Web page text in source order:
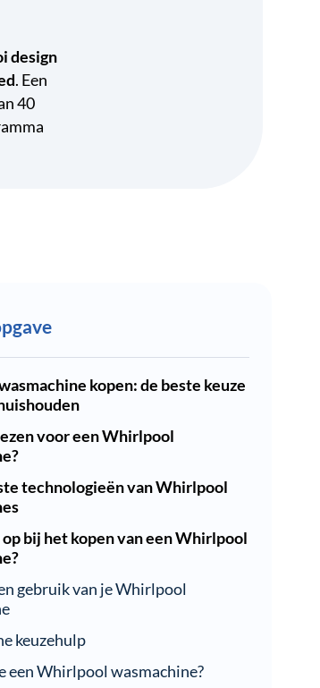
design
. Een
40
kopen: de beste keuze
voor een Whirlpool
technologieën van Whirlpool
bij het kopen van een Whirlpool
gebruik van je Whirlpool
keuzehulp
een Whirlpool wasmachine?